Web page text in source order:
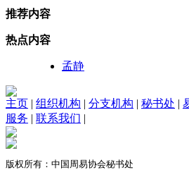
推荐内容
热点内容
孟静
主页 | 组织机构 | 分支机构 | 秘书处 |
服务 | 联系我们 |
版权所有：中国周易协会秘书处